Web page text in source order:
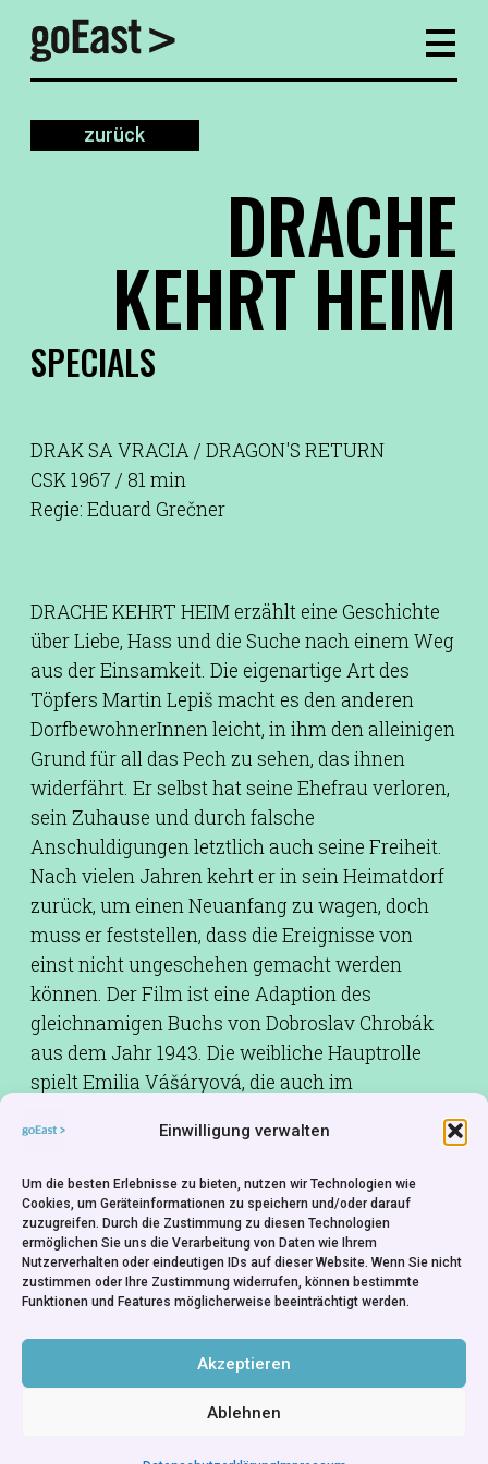
Einwilligung verwalten
Um die besten Erlebnisse zu bieten, nutzen wir Technologien wie
Cookies, um Geräteinformationen zu speichern und/oder darauf
zuzugreifen. Durch die Zustimmung zu diesen Technologien
ermöglichen Sie uns die Verarbeitung von Daten wie Ihrem
Nutzerverhalten oder eindeutigen IDs auf dieser Website. Wenn Sie nicht
zustimmen oder Ihre Zustimmung widerrufen, können bestimmte
Funktionen und Features möglicherweise beeinträchtigt werden.
Akzeptieren
Ablehnen
zurück
DRACHE
KEHRT HEIM
SPECIALS
DRAK SA VRACIA / DRAGON'S RETURN
CSK 1967 / 81 min
Regie: Eduard Grečner
DRACHE KEHRT HEIM erzählt eine Geschichte
über Liebe, Hass und die Suche nach einem Weg
aus der Einsamkeit. Die eigenartige Art des
Töpfers Martin Lepiš macht es den anderen
DorfbewohnerInnen leicht, in ihm den alleinigen
Grund für all das Pech zu sehen, das ihnen
widerfährt. Er selbst hat seine Ehefrau verloren,
sein Zuhause und durch falsche
Anschuldigungen letztlich auch seine Freiheit.
Nach vielen Jahren kehrt er in sein Heimatdorf
zurück, um einen Neuanfang zu wagen, doch
muss er feststellen, dass die Ereignisse von
einst nicht ungeschehen gemacht werden
können. Der Film ist eine Adaption des
gleichnamigen Buchs von Dobroslav Chrobák
aus dem Jahr 1943. Die weibliche Hauptrolle
spielt Emilia Vášáryová, die auch im
NOVÁ die Hauptrolle spielt.
Drehbuch:Eduard Grečner
Kamera:Vincent Rosinec
Schnitt:Bedřich Voděrka
Musik:Ilja Zeljenka
Valach,Emília Vášáryová